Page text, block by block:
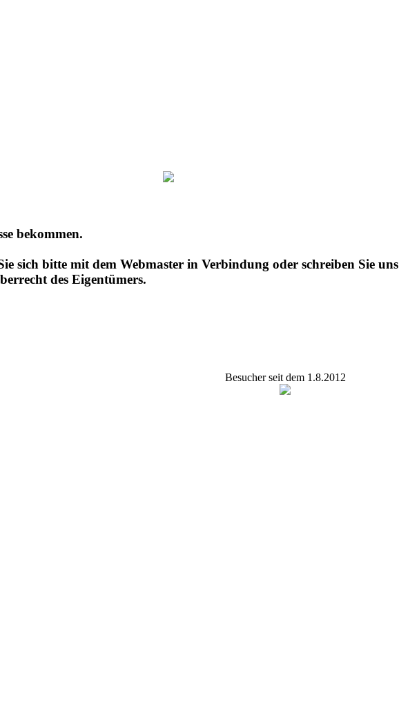
bekommen.
sich bitte mit dem Webmaster in Verbindung oder schreiben Sie uns
des Eigentümers.
Besucher seit dem 1.8.2012